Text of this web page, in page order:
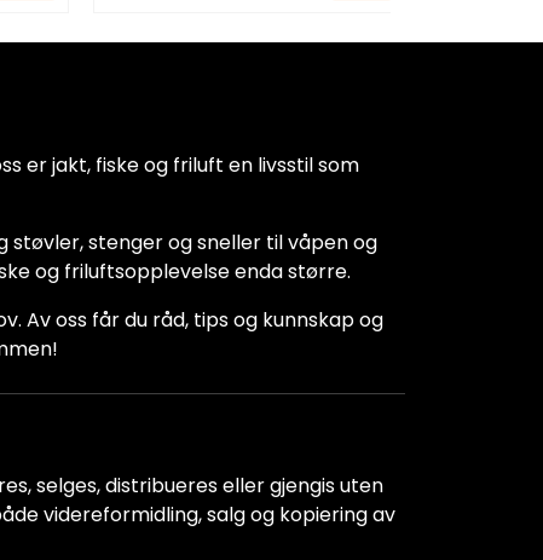
er jakt, fiske og friluft en livsstil som
stenger og sneller til våpen og
og friluftsopplevelse enda større.
Av oss får du råd, tips og kunnskap og
selges, distribueres eller gjengis uten
videreformidling, salg og kopiering av